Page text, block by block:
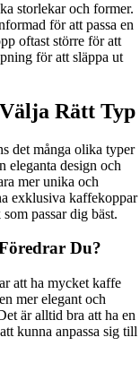
storlekar och former.
för att passa en
oftast större för att
för att släppa ut
Rätt Typ
det många olika typer
eleganta design och
mer unika och
exklusiva kaffekoppar
passar dig bäst.
Du?
att ha mycket kaffe
mer elegant och
är alltid bra att ha en
kunna anpassa sig till